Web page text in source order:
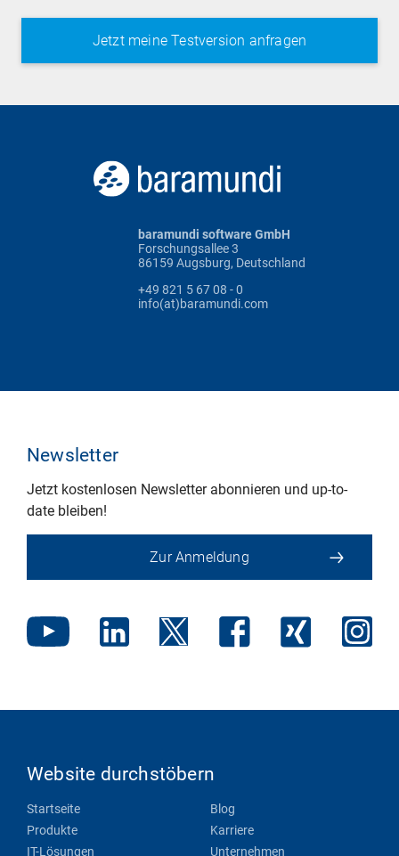
baramundi software GmbH
Forschungsallee 3
86159 Augsburg, Deutschland
+49 821 5 67 08 - 0
info(at)baramundi.com
Newsletter
Jetzt kostenlosen Newsletter abonnieren und up-to-
date bleiben!
Zur Anmeldung
Website durchstöbern
Startseite
Produkte
IT-Lösungen
Blog
Karriere
Unternehmen